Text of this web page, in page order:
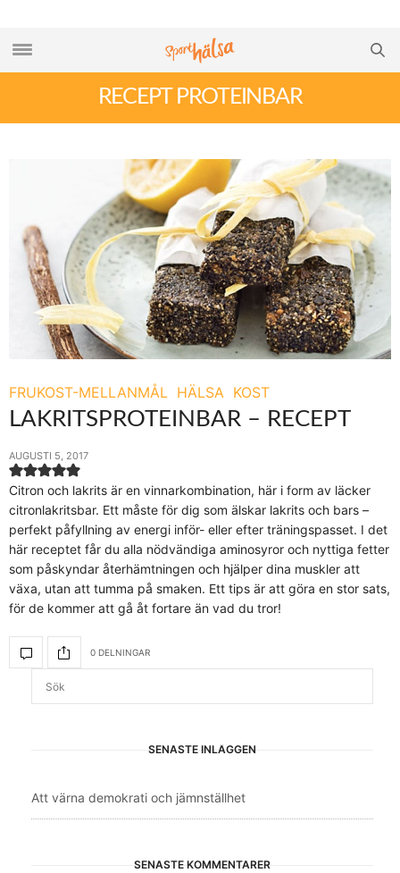
RECEPT PROTEINBAR
FRUKOST-MELLANMÅL HÄLSA KOST
LAKRITSPROTEINBAR – RECEPT
AUGUSTI 5, 2017
Citron och lakrits är en vinnarkombination, här i form av läcker
citronlakritsbar. Ett måste för dig som älskar lakrits och bars –
perfekt påfyllning av energi inför- eller efter träningspasset. I det
här receptet får du alla nödvändiga aminosyror och nyttiga fetter
som påskyndar återhämtningen och hjälper dina muskler att
växa, utan att tumma på smaken. Ett tips är att göra en stor sats,
för de kommer att gå åt fortare än vad du tror!
0 DELNINGAR
SENASTE INLÄGGEN
Att värna demokrati och jämnställhet
SENASTE KOMMENTARER